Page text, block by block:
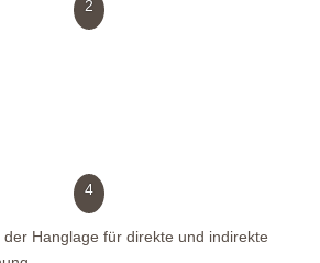
2
4
Hanglage für direkte und indirekte